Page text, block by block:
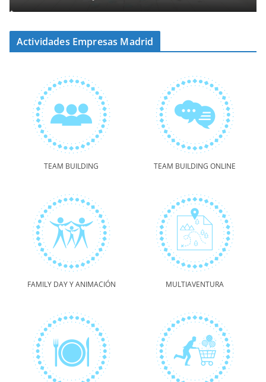
Actividades Empresas Madrid
TEAM BUILDING TEAM BUILDING ONLINE
FAMILY DAY Y ANIMACIÓN MULTIAVENTURA